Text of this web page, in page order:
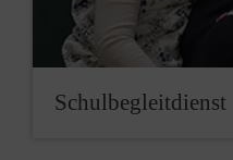
Schul­be­gleit­dienst